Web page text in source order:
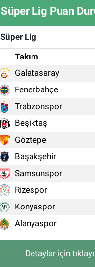
Süper Lig Puan
Süper Lig
Takım
Galatasaray
Fenerbahçe
Trabzonspor
Beşiktaş
Göztepe
Başakşehir
Samsunspor
Rizespor
Konyaspor
Alanyaspor
Detaylar için